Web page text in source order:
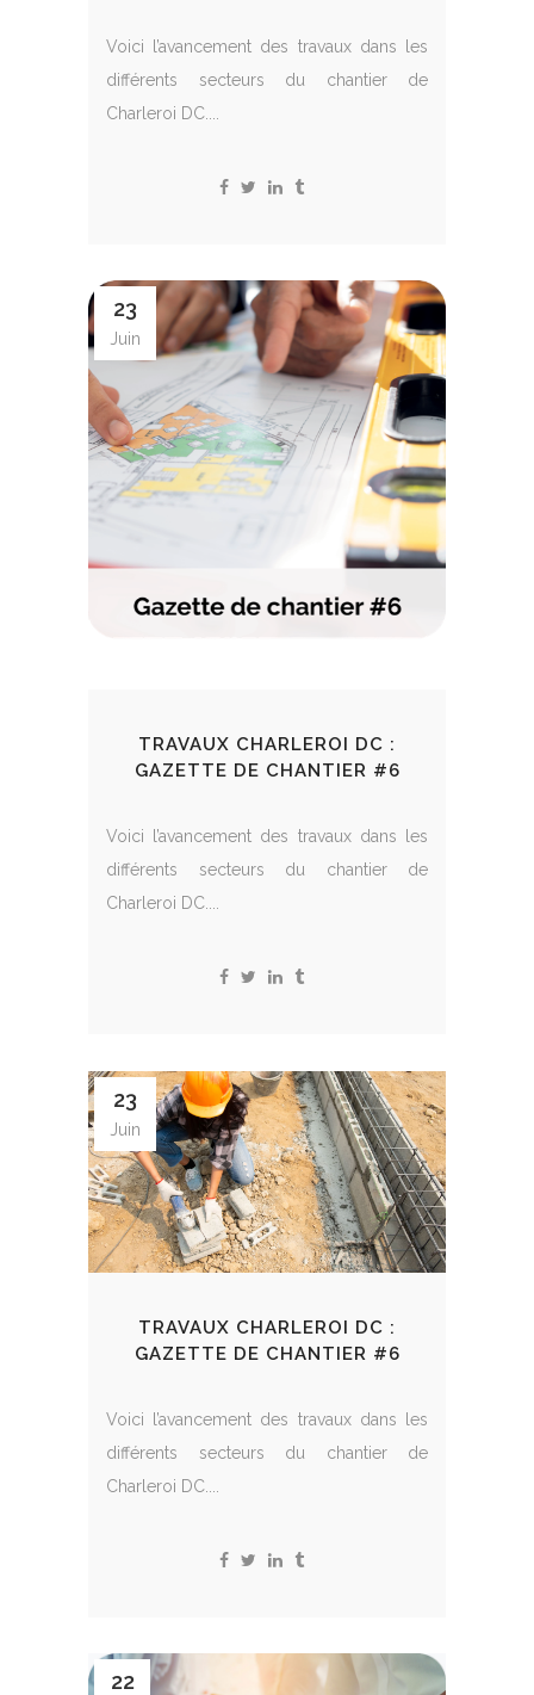
Voici l’avancement des travaux dans les
différents secteurs du chantier de
Charleroi DC....
23
Juin
TRAVAUX CHARLEROI DC :
GAZETTE DE CHANTIER #6
Voici l’avancement des travaux dans les
différents secteurs du chantier de
Charleroi DC....
23
Juin
TRAVAUX CHARLEROI DC :
GAZETTE DE CHANTIER #6
Voici l’avancement des travaux dans les
différents secteurs du chantier de
Charleroi DC....
22